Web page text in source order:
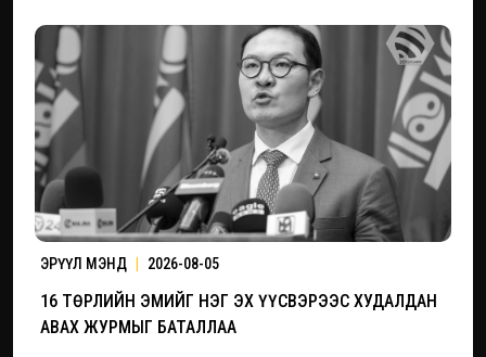
ЭРҮҮЛ МЭНД 2026-08-05
16 ТӨРЛИЙН ЭМИЙГ НЭГ ЭХ ҮҮСВЭРЭЭС ХУДАЛДАН
АВАХ ЖУРМЫГ БАТАЛЛАА